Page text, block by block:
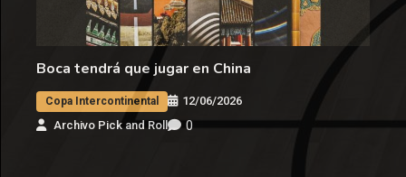
Boca tendrá que jugar en China
Copa Intercontinental
12/06/2026
Archivo Pick and Roll
0